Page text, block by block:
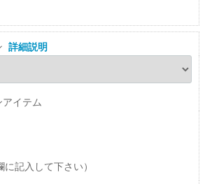
詳細説明
イテム
記入して下さい）